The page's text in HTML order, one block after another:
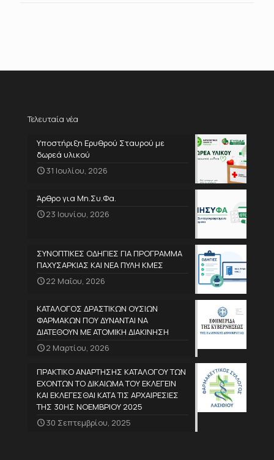
Τελευταία νέα
Υποστήριξη Ερυθρού Σταυρού με
δωρεά υλικού
31 Ιουλίου, 2026
Άρθρο για Μη.Συ.Φα.
23 Ιουνίου, 2026
ΣΥΝΟΠΤΙΚΕΣ ΟΔΗΓΙΕΣ ΓΙΑ ΠΡΟΓΡΑΜΜΑ
ΠΑΧΥΣΑΡΚΙΑΣ ΚΑΙ ΝΕΑ ΠΥΛΗ ΚΜΕΣ
22 Μαΐου, 2026
ΚΑΤΑΛΟΓΟΣ ΔΡΑΣΤΙΚΩΝ ΟΥΣΙΩΝ
ΦΑΡΜΑΚΩΝ ΠΟΥ ΔΥΝΑΝΤΑΙ ΝΑ
ΔΙΑΤΕΘΟΥΝ ΜΕ ΑΤΟΜΙΚΗ ΔΙΑΚΙΝΗΣΗ
2 Μαρτίου, 2026
ΠΡΑΚΤΙΚΟ ΑΝΑΡΤΗΣΗΣ ΚΑΤΑΛΟΓΟΥ ΤΩΝ
ΕΧΟΝΤΩΝ ΤΟ ΔΙΚΑΙΩΜΑ ΤΟΥ ΕΚΛΕΓΕΙΝ
ΚΑΙ ΕΚΛΕΓΕΣΘΑΙ ΚΑΤΑ ΤΙΣ ΑΡΧΑΙΡΕΣΙΕΣ
ΤΗΣ 30ΗΣ ΝΟΕΜΒΡΙΟΥ 2025
30 Σεπτεμβρίου, 2025